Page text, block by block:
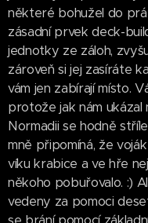
některé bohužel do
zásadní prvek deck-
jednotky ze záloh,
zároveň si jej zasíráte
vám jen zabírají místo.
protože jak nám
Normadii se hodně
mně připomíná, že
víku krabice a ve hře
někoho pobuřovalo. :)
vedeny za pomoci